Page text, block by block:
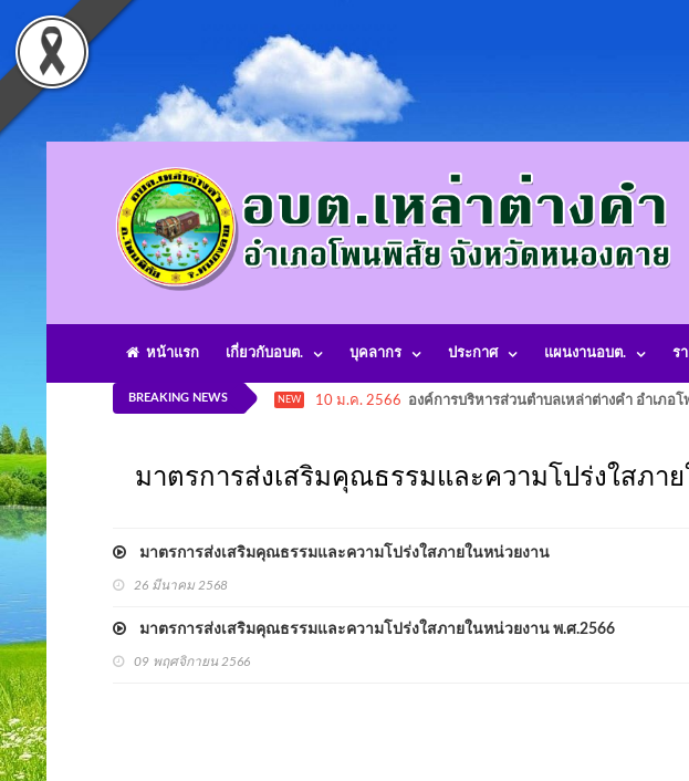
หน้าแรก เกี่ยวกับอบต. บุคลากร ประกาศ แผนงานอบต. ร
BREAKING NEWS NEW 10 ม.ค. 2566 องค์การบริหารส่วนตำบลเหล่าต่างคำ อำเภอ
มาตรการส่งเสริมคุณธรรมและความโปร่งใสภา
มาตรการส่งเสริมคุณธรรมและความโปร่งใสภายในหน่วยงาน
26 มีนาคม 2568
มาตรการส่งเสริมคุณธรรมและความโปร่งใสภายในหน่วยงาน พ.ศ.2566
09 พฤศจิกายน 2566